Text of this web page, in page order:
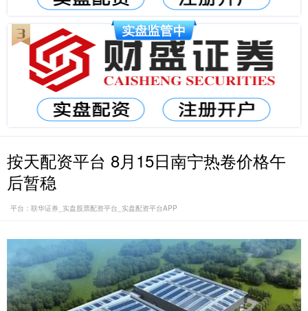
按天配资平台 8月15日南宁热卷价格午
后暂稳
平台：联华证券_实盘股票配资平台_实盘配资平台APP